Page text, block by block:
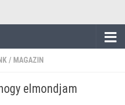
/ MAGAZIN
elmondjam